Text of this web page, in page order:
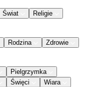
Świat
Religie
Rodzina
Zdrowie
Pielgrzymka
Święci Wiara